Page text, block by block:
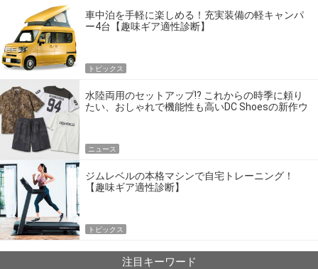
車中泊を手軽に楽しめる！充実装備の軽キャンパ
ー4台【趣味ギア適性診断】
トピックス
水陸両用のセットアップ!? これからの時季に頼り
たい、おしゃれで機能性も高いDC Shoesの新作ウ
ニュース
ジムレベルの本格マシンで自宅トレーニング！
【趣味ギア適性診断】
トピックス
注目キーワード